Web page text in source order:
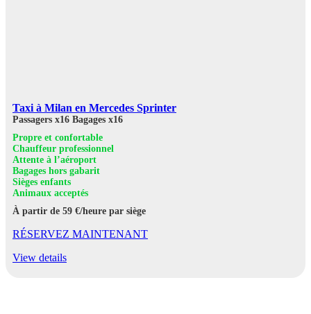
Taxi à Milan en Mercedes Sprinter
Passagers x16 Bagages x16
Propre et confortable
Chauffeur professionnel
Attente à l’aéroport
Bagages hors gabarit
Sièges enfants
Animaux acceptés
À partir de 59 €/heure par siège
RÉSERVEZ MAINTENANT
View details